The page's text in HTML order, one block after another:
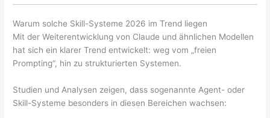
Warum solche Skill-Systeme 2026 im Trend liegen
Mit der Weiterentwicklung von Claude und ähnlichen Modellen
hat sich ein klarer Trend entwickelt: weg vom „freien
Prompting“, hin zu strukturierten Systemen.
Studien und Analysen zeigen, dass sogenannte Agent- oder
Skill-Systeme besonders in diesen Bereichen wachsen: